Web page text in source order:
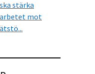
ska stärka
arbetet mot
ätstö...